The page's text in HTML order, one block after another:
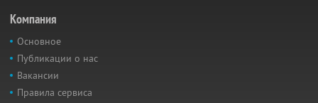
Компания
Основное
Публикации о нас
Вакансии
Правила сервиса